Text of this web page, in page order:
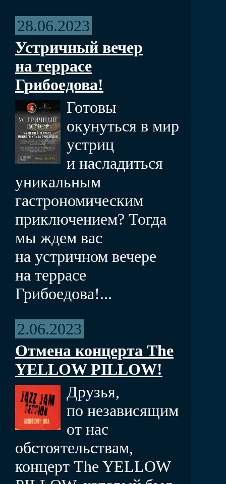
28.06.2023
Устричный вечер
на террасе
Грибоедова!
Готовы
окунуться в мир
устриц
и насладиться
уникальным
гастрономическим
приключением? Тогда
мы ждем вас
на устричном вечере
на террасе
Грибоедова!...
2.06.2023
Отмена концерта The
YELLOW PILLOW!
Друзья,
по независящим
от нас
обстоятельствам,
концерт The YELLOW